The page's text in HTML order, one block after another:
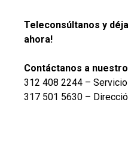
Teleconsúltanos y
ahora!
Contáctanos a
312 408 2244 –
317 501 5630 –